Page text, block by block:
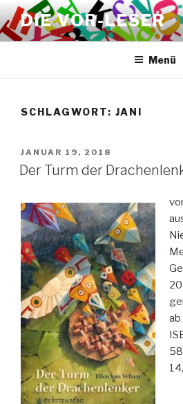
Zum
Inhalt
springen
DIE VOR-LESER
Menü
SCHLAGWORT: JANI
VERÖFFENTLICHT
AM
JANUAR 19, 2018
Der Turm der
ab